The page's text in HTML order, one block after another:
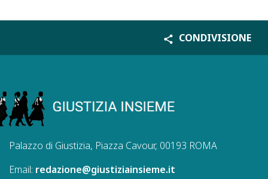
CONDIVISIONE
Palazzo di Giustizia, Piazza Cavour, 00193 ROMA
Email: redazione@giustiziainsieme.it